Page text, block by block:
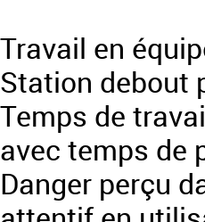
Travail en
Station debout
Temps de
avec temps de
Danger perçu